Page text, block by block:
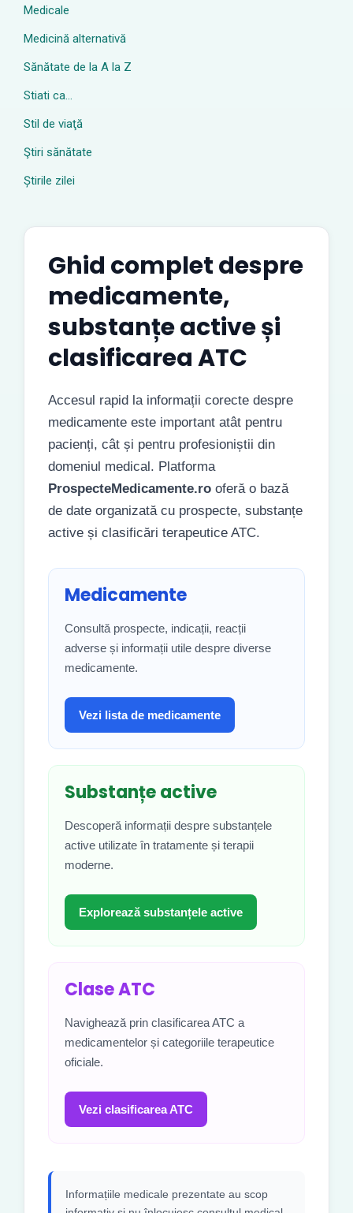
Medicale
Medicină alternativă
Sănătate de la A la Z
Stiati ca…
Stil de viaţă
Ştiri sănătate
Știrile zilei
Ghid complet despre
medicamente,
substanțe active și
clasificarea ATC
Accesul rapid la informații corecte despre
medicamente este important atât pentru
pacienți, cât și pentru profesioniștii din
domeniul medical. Platforma
ProspecteMedicamente.ro oferă o bază
de date organizată cu prospecte, substanțe
active și clasificări terapeutice ATC.
Medicamente
Consultă prospecte, indicații, reacții
adverse și informații utile despre diverse
medicamente.
Vezi lista de medicamente
Substanțe active
Descoperă informații despre substanțele
active utilizate în tratamente și terapii
moderne.
Explorează substanțele active
Clase ATC
Navighează prin clasificarea ATC a
medicamentelor și categoriile terapeutice
oficiale.
Vezi clasificarea ATC
Informațiile medicale prezentate au scop